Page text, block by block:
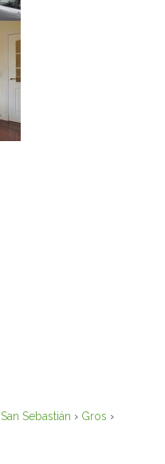
San Sebastián › Gros ›